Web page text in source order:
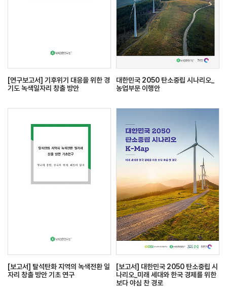
[연구보고서] 기후위기 대응을 위한 경
기도 녹색일자리 창출 방안
대한민국 2050 탄소중립 시나리오_
농업부문 이행안
[보고서] 탈석탄화 지역의 녹색전환 일
자리 창출 방안 기초 연구
[보고서] 대한민국 2050 탄소중립 시
나리오_미래 세대와 한국 경제를 위한
보다 야심 찬 경로